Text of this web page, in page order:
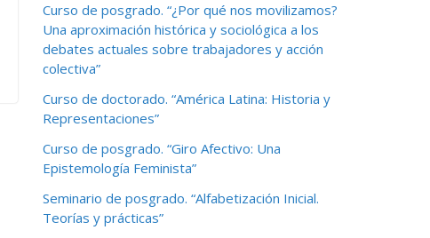
Curso de posgrado. “¿Por qué nos movilizamos?
Una aproximación histórica y sociológica a los
debates actuales sobre trabajadores y acción
colectiva”
Curso de doctorado. “América Latina: Historia y
Representaciones”
Curso de posgrado. “Giro Afectivo: Una
Epistemología Feminista”
Seminario de posgrado. “Alfabetización Inicial.
Teorías y prácticas”